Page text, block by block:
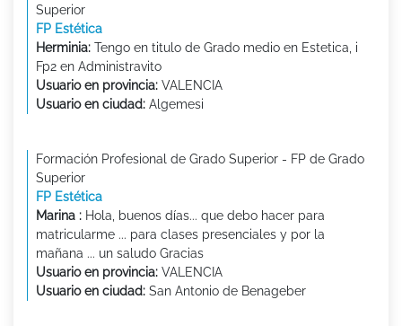
Superior
FP Estética
Herminia: Tengo en titulo de Grado medio en Estetica, i
Fp2 en Administravito
Usuario en provincia: VALENCIA
Usuario en ciudad: Algemesi
Formación Profesional de Grado Superior - FP de Grado
Superior
FP Estética
Marina : Hola, buenos días... que debo hacer para
matricularme ... para clases presenciales y por la
mañana ... un saludo Gracias
Usuario en provincia: VALENCIA
Usuario en ciudad: San Antonio de Benageber